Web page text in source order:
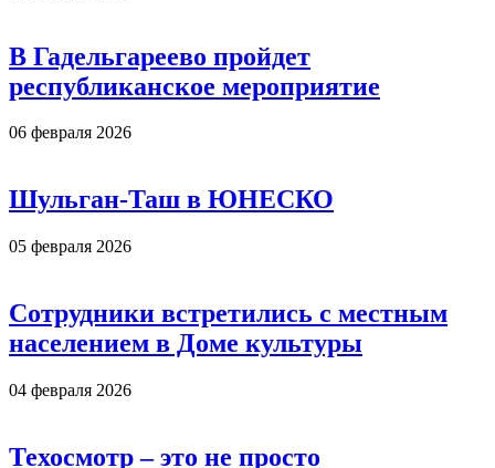
В Гадельгареево пройдет
республиканское мероприятие
06 февраля 2026
Шульган-Таш в ЮНЕСКО
05 февраля 2026
Сотрудники встретились с местным
населением в Доме культуры
04 февраля 2026
Техосмотр – это не просто